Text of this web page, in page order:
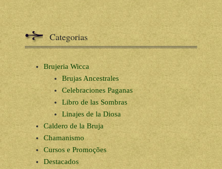
Categorias
Brujeria Wicca
Brujas Ancestrales
Celebraciones Paganas
Libro de las Sombras
Linajes de la Diosa
Caldero de la Bruja
Chamanismo
Cursos e Promoções
Destacados